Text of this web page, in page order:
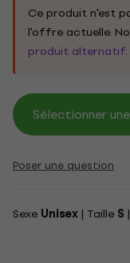
Ce produit n'est
l'offre actuelle.
produit alternatif.
Sélectionner
Poser une question
Sexe Unisex | Taille S